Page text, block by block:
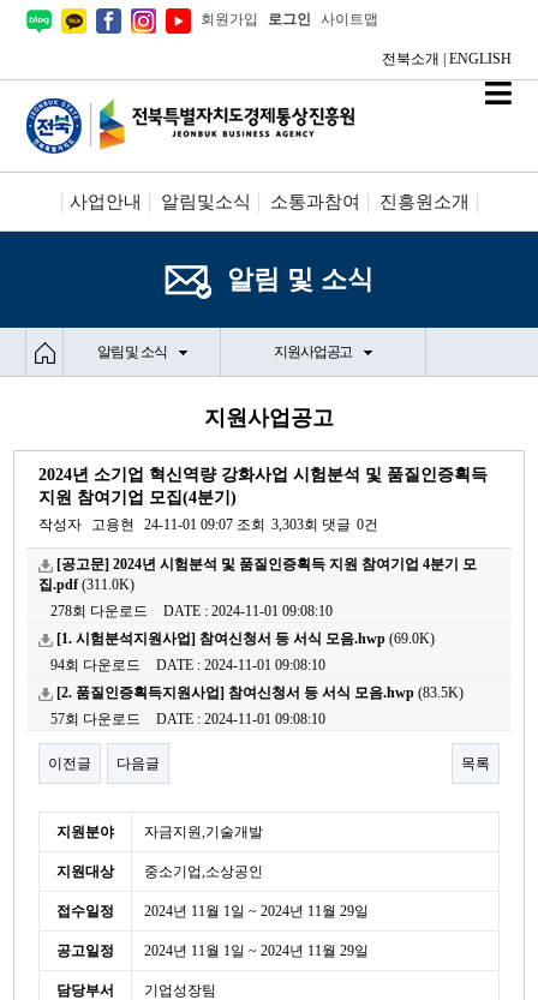
회원가입 로그인 사이트맵
전북소개 ENGLISH
사업안내 알림및소식 소통과참여 진흥원소개
알림 및 소식
알림 및 소식 지원사업공고
지원사업공고
2024년 소기업 혁신역량 강화사업 시험분석 및 품질인증획득
지원 참여기업 모집(4분기)
작성자 고용현 24-11-01 09:07 조회 3,303회 댓글 0건
[공고문] 2024년 시험분석 및 품질인증획득 지원 참여기업 4분기 모
집.pdf(311.0K)
278회 다운로드
DATE : 2024-11-01 09:08:10
[1. 시험분석지원사업] 참여신청서 등 서식 모음.hwp (69.0K)
94회 다운로드
DATE : 2024-11-01 09:08:10
[2. 품질인증획득지원사업] 참여신청서 등 서식 모음.hwp (83.5K)
57회 다운로드
DATE : 2024-11-01 09:08:10
이전글 다음글 목록
본문
지원분야 자금지원,기술개발
지원대상 중소기업,소상공인
접수일정 2024년 11월 1일 ~ 2024년 11월 29일
공고일정 2024년 11월 1일 ~ 2024년 11월 29일
담당부서 기업성장팀